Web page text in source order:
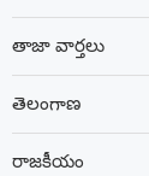
తాజా వార్తలు
తెలంగాణ
రాజకీయం